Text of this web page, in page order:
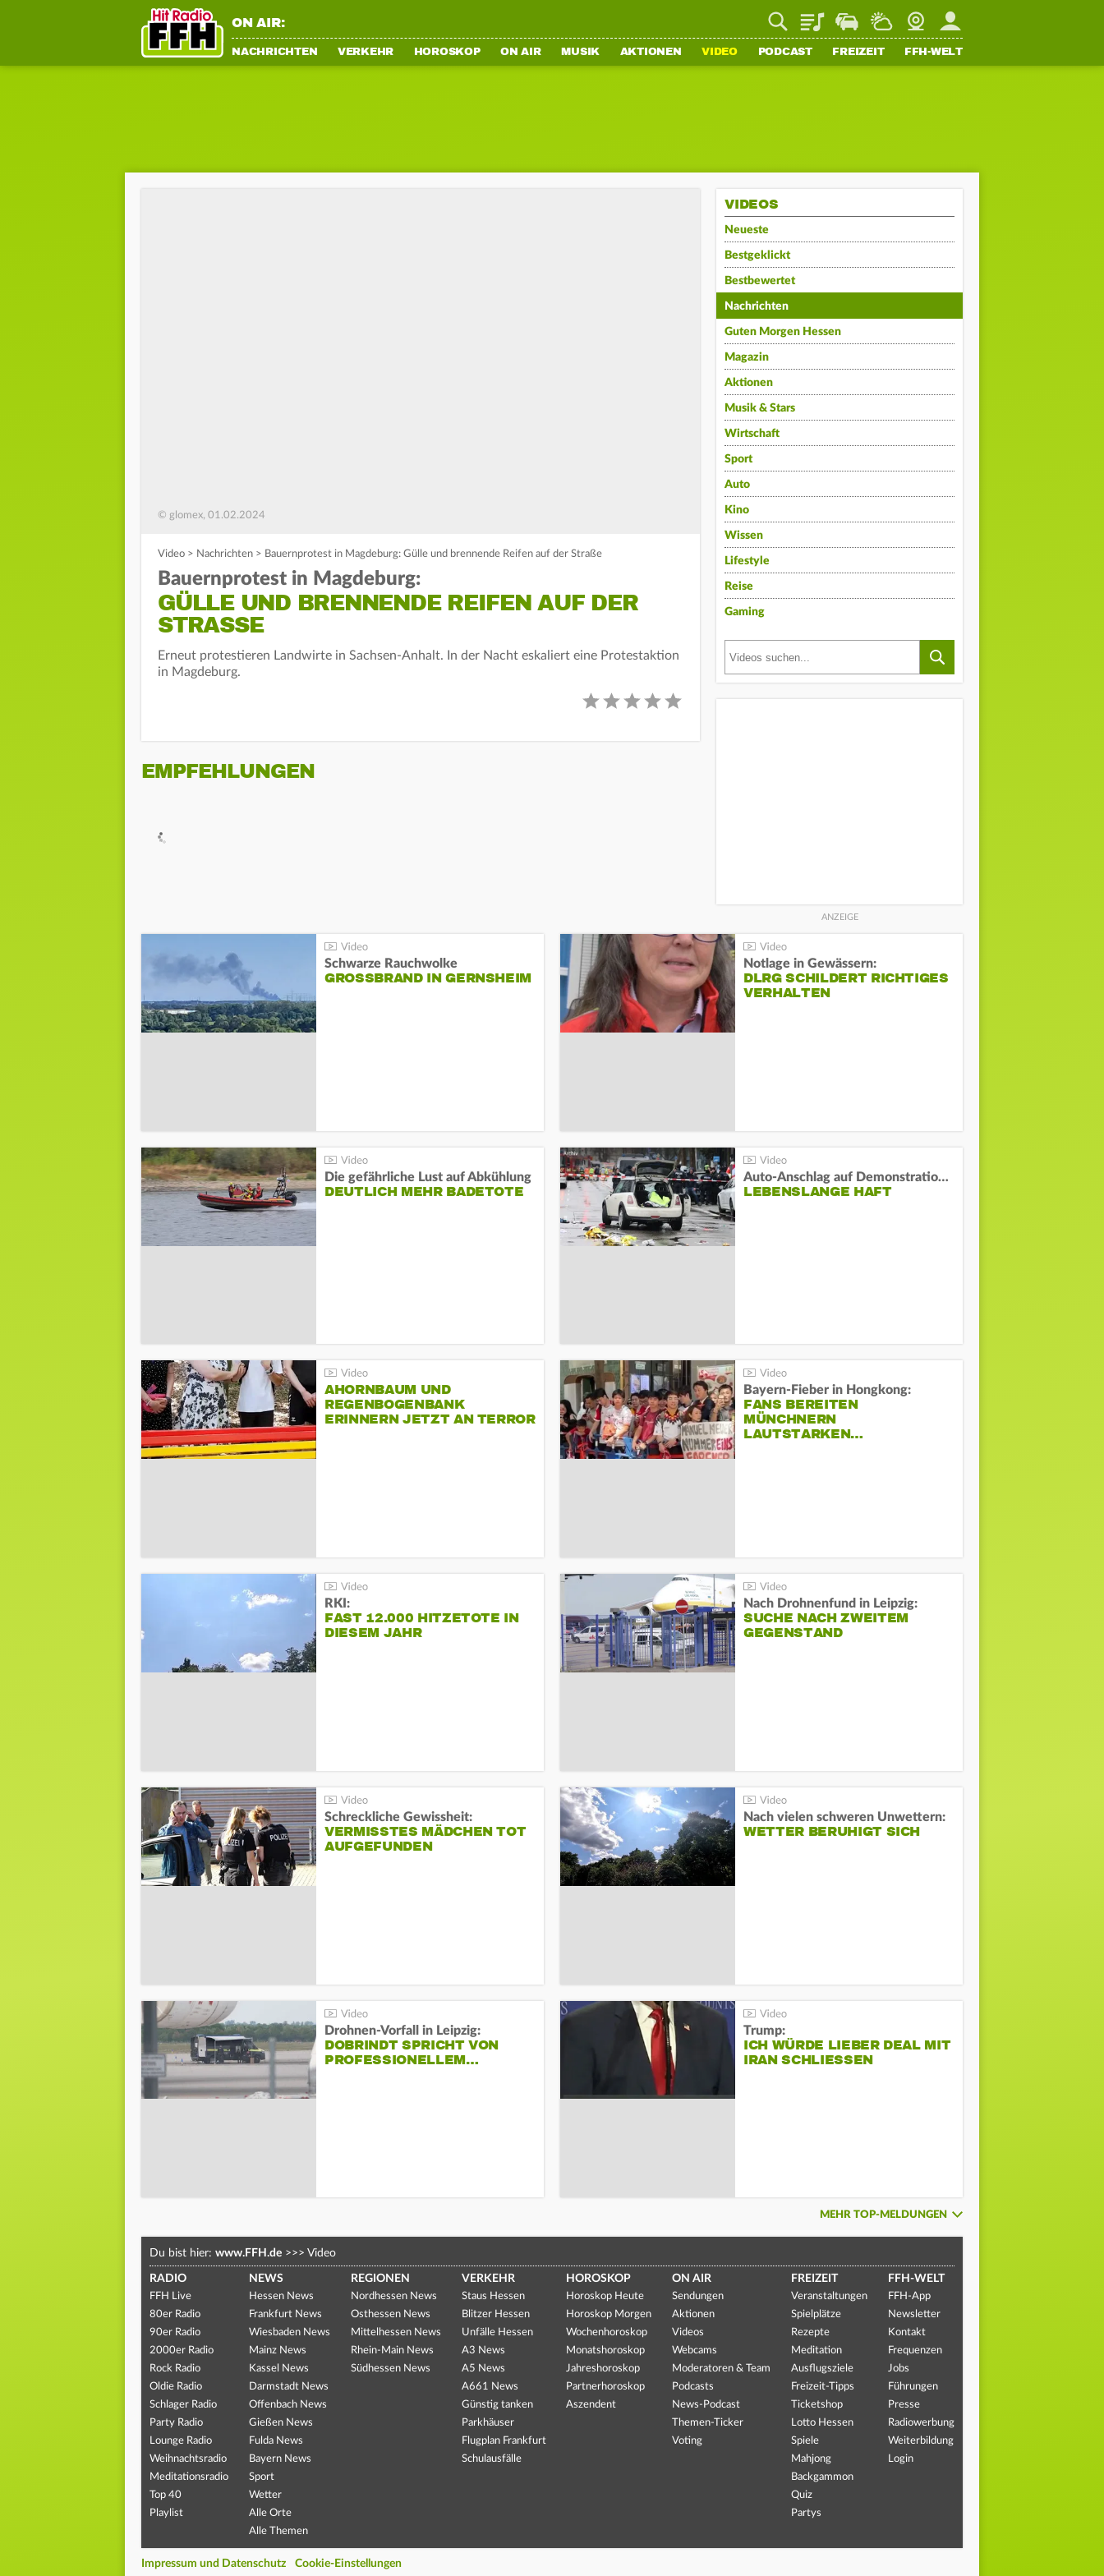
ON AIR: PlaylistStaupilotWetterWebcamMein FFH
NACHRICHTEN VERKEHR HOROSKOP ON AIR MUSIK AKTIONEN VIDEO PODCAST FREIZEIT FFH-WELT
© glomex, 01.02.2024
Video > Nachrichten > Bauernprotest in Magdeburg: Gülle und brennende Reifen auf der Straße
Bauernprotest in Magdeburg:
GÜLLE UND BRENNENDE REIFEN AUF DER
STRASSE
Erneut protestieren Landwirte in Sachsen-Anhalt. In der Nacht eskaliert eine Protestaktion
in Magdeburg.
EMPFEHLUNGEN
VIDEOS
Neueste
Bestgeklickt
Bestbewertet
Nachrichten
Guten Morgen Hessen
Magazin
Aktionen
Musik & Stars
Wirtschaft
Sport
Auto
Kino
Wissen
Lifestyle
Reise
Gaming
Schwarze Rauchwolke
GROSSBRAND IN GERNSHEIM
Notlage in Gewässern:
DLRG SCHILDERT RICHTIGES
VERHALTEN
Die gefährliche Lust auf Abkühlung
DEUTLICH MEHR BADETOTE
Auto-Anschlag auf Demonstration in München:
LEBENSLANGE HAFT
AHORNBAUM UND
REGENBOGENBANK
ERINNERN JETZT AN TERROR
Bayern-Fieber in Hongkong:
FANS BEREITEN
MÜNCHNERN
LAUTSTARKEN…
RKI:
FAST 12.000 HITZETOTE IN
DIESEM JAHR
Nach Drohnenfund in Leipzig:
SUCHE NACH ZWEITEM
GEGENSTAND
Schreckliche Gewissheit:
VERMISSTES MÄDCHEN TOT
AUFGEFUNDEN
Nach vielen schweren Unwettern:
WETTER BERUHIGT SICH
Drohnen-Vorfall in Leipzig:
DOBRINDT SPRICHT VON
PROFESSIONELLEM…
Trump:
ICH WÜRDE LIEBER DEAL MIT
IRAN SCHLIESSEN
MEHR TOP-MELDUNGEN
Du bist hier: www.FFH.de >>> Video
RADIO
FFH Live
80er Radio
90er Radio
2000er Radio
Rock Radio
Oldie Radio
Schlager Radio
Party Radio
Lounge Radio
Weihnachtsradio
Meditationsradio
Top 40
Playlist
NEWS
Hessen News
Frankfurt News
Wiesbaden News
Mainz News
Kassel News
Darmstadt News
Offenbach News
Gießen News
Fulda News
Bayern News
Sport
Wetter
Alle Orte
Alle Themen
REGIONEN
Nordhessen News
Osthessen News
Mittelhessen News
Rhein-Main News
Südhessen News
VERKEHR
Staus Hessen
Blitzer Hessen
Unfälle Hessen
A3 News
A5 News
A661 News
Günstig tanken
Parkhäuser
Flugplan Frankfurt
Schulausfälle
HOROSKOP
Horoskop Heute
Horoskop Morgen
Wochenhoroskop
Monatshoroskop
Jahreshoroskop
Partnerhoroskop
Aszendent
ON AIR
Sendungen
Aktionen
Videos
Webcams
Moderatoren & Team
Podcasts
News-Podcast
Themen-Ticker
Voting
FREIZEIT
Veranstaltungen
Spielplätze
Rezepte
Meditation
Ausflugsziele
Freizeit-Tipps
Ticketshop
Lotto Hessen
Spiele
Mahjong
Backgammon
Quiz
Partys
FFH-WELT
FFH-App
Newsletter
Kontakt
Frequenzen
Jobs
Führungen
Presse
Radiowerbung
Weiterbildung
Login
Impressum und Datenschutz Cookie-Einstellungen